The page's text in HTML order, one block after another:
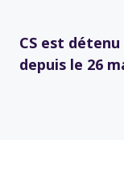
CS est
depuis le 26